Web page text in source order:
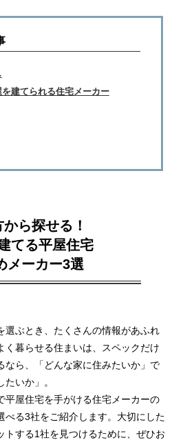
建てられる住宅メーカー
ら探せる！
てる平屋住宅
メーカー3選
ぶとき、たくさんの情報があふれ
く暮らせる住まいは、スペックだけ
なら、「どんな家に住みたいか」で
いか」。
平屋住宅を手がける住宅メーカーの
べる3社をご紹介します。大切にした
トする1社を見つけるために、ぜひお